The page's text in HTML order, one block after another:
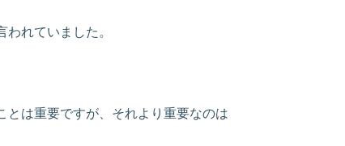
れていました。
とは重要ですが、それより重要なのは